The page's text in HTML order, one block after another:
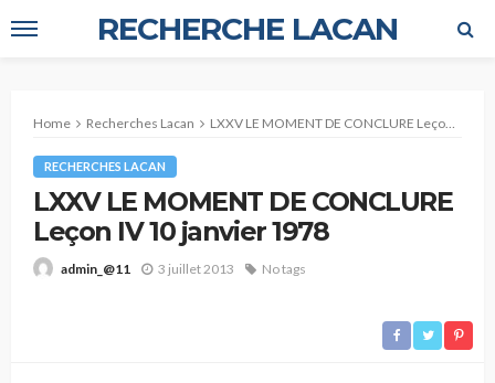
RECHERCHE LACAN
Home Recherches Lacan LXXV LE MOMENT DE CONCLURE Leçon IV 10 janvier 1978
RECHERCHES LACAN
LXXV LE MOMENT DE CONCLURE
Leçon IV 10 janvier 1978
admin_@11 3 juillet 2013 No tags